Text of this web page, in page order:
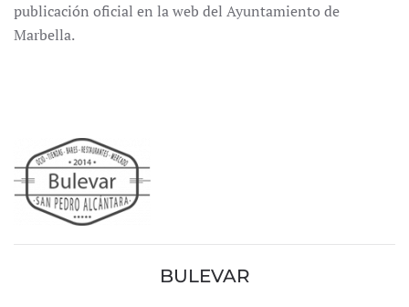
publicación oficial en la web del Ayuntamiento de
Marbella.
BULEVAR